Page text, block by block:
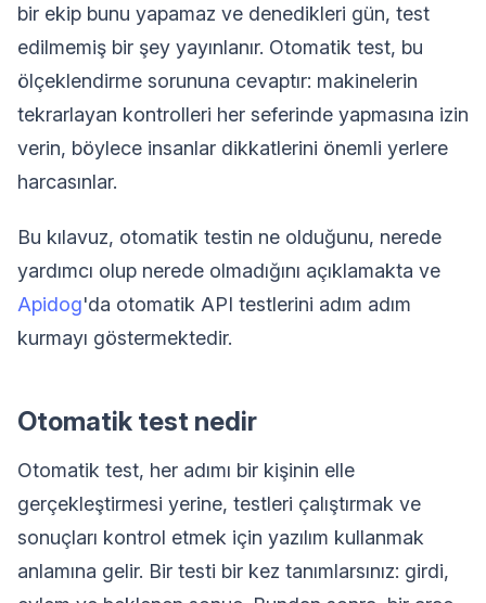
bir ekip bunu yapamaz ve denedikleri gün, test
edilmemiş bir şey yayınlanır. Otomatik test, bu
ölçeklendirme sorununa cevaptır: makinelerin
tekrarlayan kontrolleri her seferinde yapmasına izin
verin, böylece insanlar dikkatlerini önemli yerlere
harcasınlar.
Bu kılavuz, otomatik testin ne olduğunu, nerede
yardımcı olup nerede olmadığını açıklamakta ve
Apidog'da otomatik API testlerini adım adım
kurmayı göstermektedir.
Otomatik test nedir
Otomatik test, her adımı bir kişinin elle
gerçekleştirmesi yerine, testleri çalıştırmak ve
sonuçları kontrol etmek için yazılım kullanmak
anlamına gelir. Bir testi bir kez tanımlarsınız: girdi,